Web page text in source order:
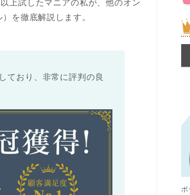
上試したマニアの私が、他のオン
を徹底解説します。
ており、非常に評判の良